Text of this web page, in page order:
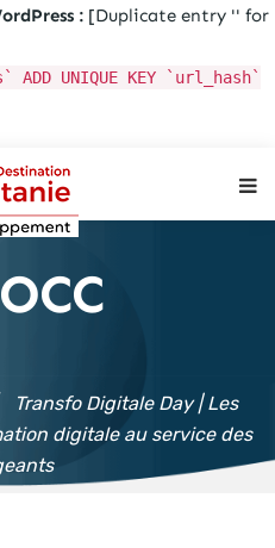
: [Duplicate entry '' for
ADD UNIQUE KEY `url_hash`
Transfo Digitale Day | Les
digitale au service des